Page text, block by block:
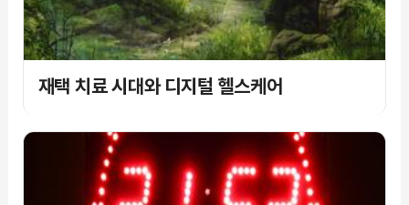
재택 치료 시대와 디지털 헬스케어